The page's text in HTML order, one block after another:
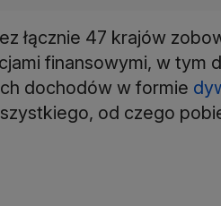
łącznie 47 krajów
finansowymi, w tym
dochodów w formie
od czego